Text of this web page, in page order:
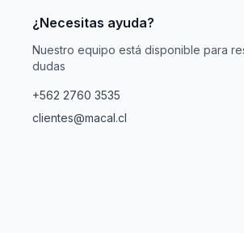
¿Necesitas ayuda?
Nuestro equipo está disponible para
dudas
+562 2760 3535
clientes@macal.cl